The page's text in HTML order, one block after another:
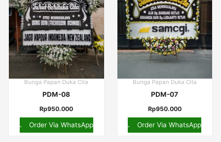
Bunga Papan Duka Cita
PDM-08
Rp950.000
Order Via WhatsApp
Bunga Papan Duka Cita
PDM-07
Rp950.000
Order Via WhatsApp